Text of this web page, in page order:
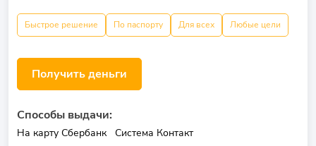
Быстрое решение По паспорту Для всех Любые цели
Получить деньги
Способы выдачи:
На карту Сбербанк Система Контакт